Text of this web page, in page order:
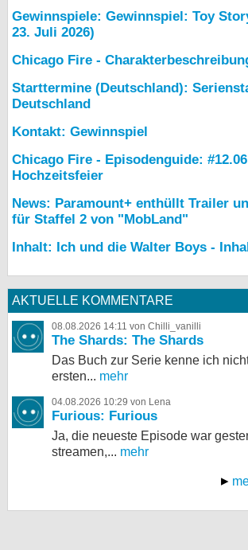
Gewinnspiele: Gewinnspiel: Toy
23. Juli 2026)
Chicago Fire -
Starttermine (Deutschland):
Deutschland
Kontakt: Gewinnspiel
Chicago Fire - Episodenguide:
Hochzeitsfeier
News: Paramount+ enthüllt Trailer
für Staffel 2 von "MobLand"
Inhalt: Ich und die Walter Boys -
AKTUELLE KOMMENTARE
08.08.2026 14:11 von Chilli_vanilli
The Shards: The Shards
Das Buch zur Serie kenne ich
ersten... mehr
04.08.2026 10:29 von Lena
Furious: Furious
Ja, die neueste Episode war
streamen,... mehr